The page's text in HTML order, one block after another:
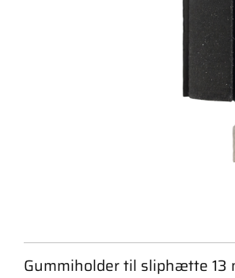
Gummiholder til sliphætte 13